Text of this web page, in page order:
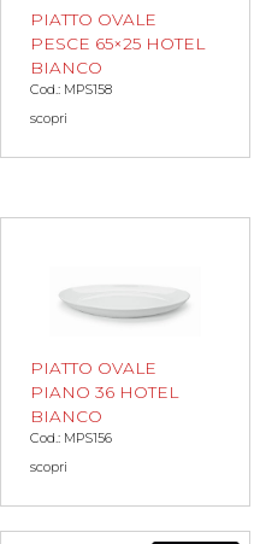
PIATTO OVALE
PESCE 65×25 HOTEL
BIANCO
Cod.: MPS158
scopri
PIATTO OVALE
PIANO 36 HOTEL
BIANCO
Cod.: MPS156
scopri